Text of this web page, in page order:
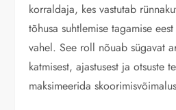
korraldaja, kes vastutab
tõhusa suhtlemise tagamise
vahel. See roll nõuab sügavat
katmisest, ajastusest ja otsuste
maksimeerida